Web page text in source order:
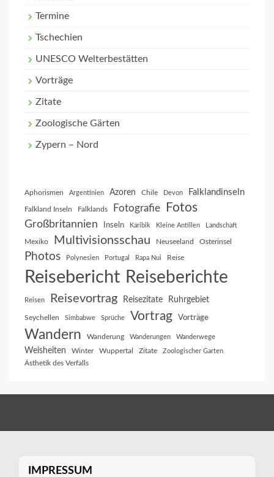
Termine
Tschechien
UNESCO Welterbestätten
Vorträge
Zitate
Zoologische Gärten
Zypern – Nord
Aphorismen Argentinien Azoren Chile Devon Falklandinseln
Falkland Inseln Falklands Fotografie Fotos
Großbritannien Inseln Karibik Kleine Antillen Landschaft
Mexiko Multivisionsschau Neuseeland Osterinsel
Photos Polynesien Portugal Rapa Nui Reise
Reisebericht Reiseberichte
Reisen Reisevortrag Reisezitate Ruhrgebiet
Seychellen Simbabwe Sprüche Vortrag Vorträge
Wandern Wanderung Wanderungen Wanderwege
Weisheiten Winter Wuppertal Zitate Zoologischer Garten
Ästhetik des Verfalls
IMPRESSUM